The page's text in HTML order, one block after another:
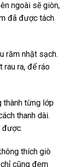
ngoài sẽ giòn,
đã được tách
răm nhặt sạch.
rau ra, để ráo
thành từng lớp
thanh dài.
được.
thích giò
cũng đem